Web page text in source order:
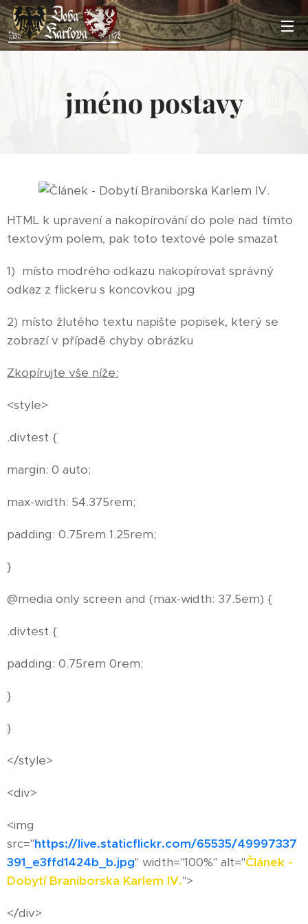
jméno postavy
HTML k upravení a nakopírování do pole nad tímto
textovým polem, pak toto textové pole smazat
1) místo modrého odkazu nakopírovat správný
odkaz z flickeru s koncovkou .jpg
2) místo žlutého textu napište popisek, který se
zobrazí v případě chyby obrázku
Zkopírujte vše níže:
<style>
.divtest {
margin: 0 auto;
max-width: 54.375rem;
padding: 0.75rem 1.25rem;
}
@media only screen and (max-width: 37.5em) {
.divtest {
padding: 0.75rem 0rem;
}
}
</style>
<div>
<img
src="https://live.staticflickr.com/65535/49997337
391_e3ffd1424b_b.jpg" width="100%" alt="Článek -
Dobytí Braniborska Karlem IV.">
</div>